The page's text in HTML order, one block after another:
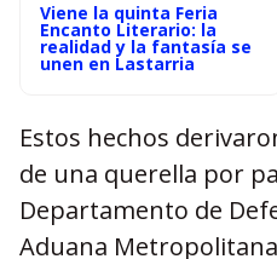
Viene la quinta Feria
Encanto Literario: la
realidad y la fantasía se
unen en Lastarria
Estos hechos
de una querella por
Departamento de
Aduana